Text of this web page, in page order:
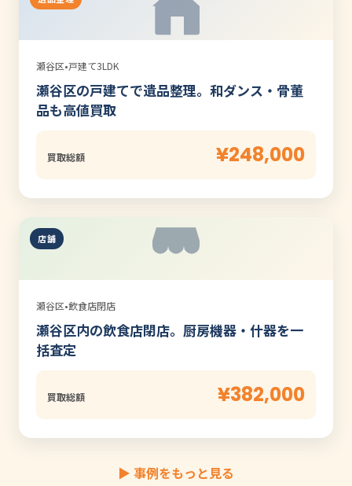
瀬谷区•戸建て3LDK
瀬谷区の戸建てで遺品整理。和ダンス・骨董
品も高値買取
買取総額 ¥248,000
店舗
瀬谷区•飲食店閉店
瀬谷区内の飲食店閉店。厨房機器・什器を一
括査定
買取総額 ¥382,000
▶ 事例をもっと見る